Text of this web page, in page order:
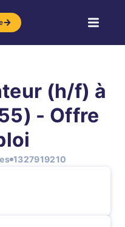
(h/f) à
- Offre
1327919210